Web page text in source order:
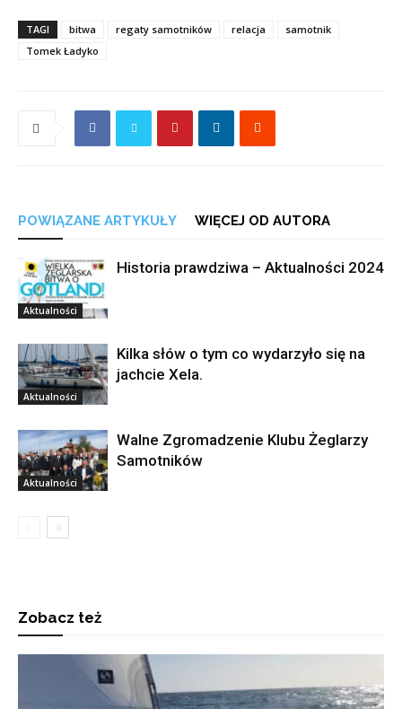
TAGI bitwa regaty samotników relacja
samotnik
Tomek Ładyko
POWIĄZANE ARTYKUŁY WIĘCEJ OD AUTORA
Aktualności
Historia prawdziwa – Aktualności 2024
Aktualności
Kilka słów o tym co wydarzyło się na
jachcie Xela.
Aktualności
Walne Zgromadzenie Klubu Żeglarzy
Samotników
Zobacz też